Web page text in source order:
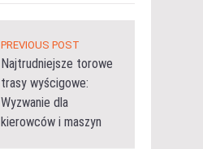
PREVIOUS POST
Najtrudniejsze torowe
trasy wyścigowe:
Wyzwanie dla
kierowców i maszyn